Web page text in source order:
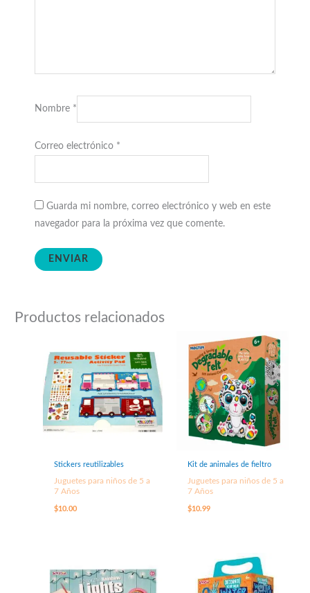
Nombre *
Correo electrónico *
Guarda mi nombre, correo electrónico y web en este
navegador para la próxima vez que comente.
Productos relacionados
Stickers reutilizables
Juguetes para niños de 5 a
7 Años
$10.00
Kit de animales de fieltro
Juguetes para niños de 5 a
7 Años
$10.99